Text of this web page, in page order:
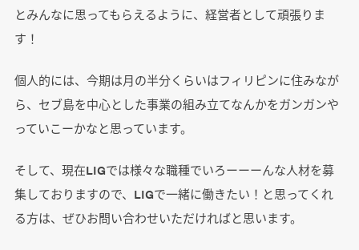
とみんなに思ってもらえるように、経営者として頑張りま
す！
個人的には、今期は月の半分くらいはフィリピンに住みなが
ら、セブ島を中心とした事業の組み立てなんかをガンガンや
っていこーかなと思っています。
そして、現在LIGでは様々な職種でいろーーーんな人材を募
集しておりますので、LIGで一緒に働きたい！と思ってくれ
る方は、ぜひお問い合わせいただければと思います。